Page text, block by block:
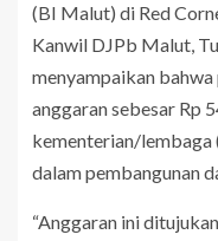
(BI Malut) di Red
Kanwil DJPb Malut,
menyampaikan
anggaran sebesar Rp
kementerian/lembaga
dalam pembangunan
“Anggaran ini